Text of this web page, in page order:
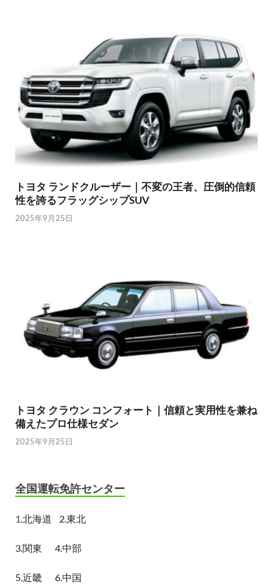
トヨタ ランドクルーザー｜不変の王者、圧倒的信頼
性を誇るフラッグシップSUV
2025年9月25日
トヨタ クラウン コンフォート｜信頼と実用性を兼ね
備えたプロ仕様セダン
2025年9月25日
全国運転免許センター
1.北海道 2.東北
3.関東 4.中部
5.近畿 6.中国